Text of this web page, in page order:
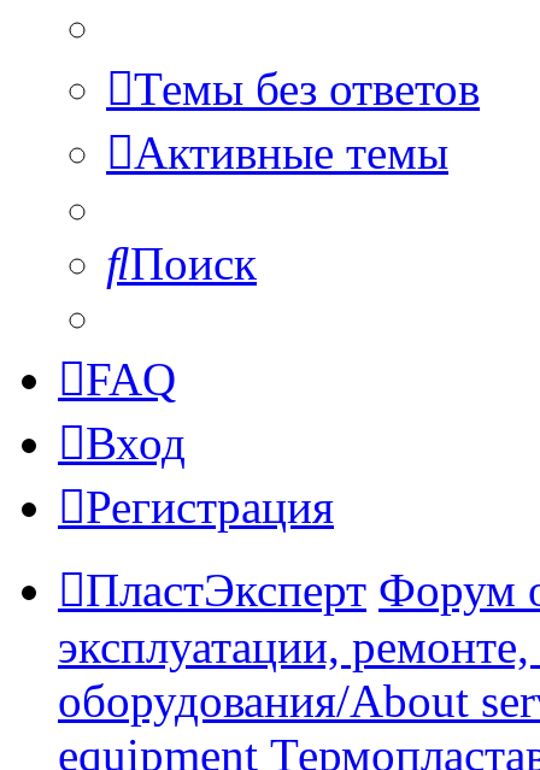
Темы без ответов
Активные темы
Поиск
FAQ
Вход
Регистрация
ПластЭксперт Форум
эксплуатации,
оборудования/About
equipment